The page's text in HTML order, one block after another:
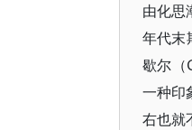
由化思
年代末
歇尔（
一种印
右也就